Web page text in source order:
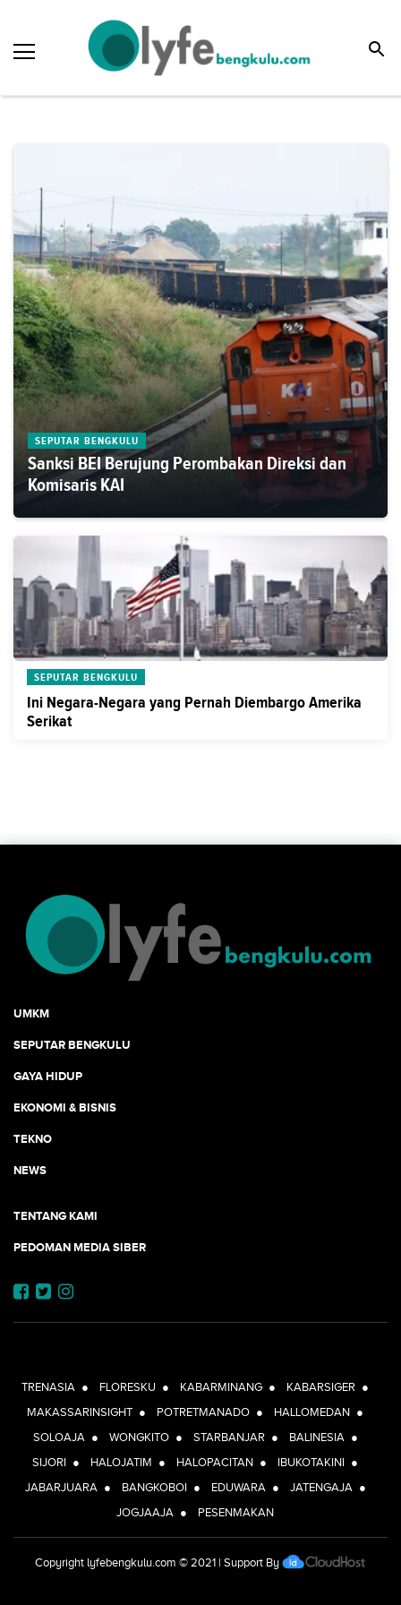
SEPUTAR BENGKULU
Sanksi BEI Berujung Perombakan Direksi dan
Komisaris KAI
SEPUTAR BENGKULU
Ini Negara-Negara yang Pernah Diembargo Amerika
Serikat
UMKM
SEPUTAR BENGKULU
GAYA HIDUP
EKONOMI & BISNIS
TEKNO
NEWS
TENTANG KAMI
PEDOMAN MEDIA SIBER
TRENASIA ● FLORESKU ● KABARMINANG ● KABARSIGER ●
MAKASSARINSIGHT ● POTRETMANADO ● HALLOMEDAN ●
SOLOAJA ● WONGKITO ● STARBANJAR ● BALINESIA ●
SIJORI ● HALOJATIM ● HALOPACITAN ● IBUKOTAKINI ●
JABARJUARA ● BANGKOBOI ● EDUWARA ● JATENGAJA ●
JOGJAAJA ● PESENMAKAN
Copyright lyfebengkulu.com © 2021 | Support By